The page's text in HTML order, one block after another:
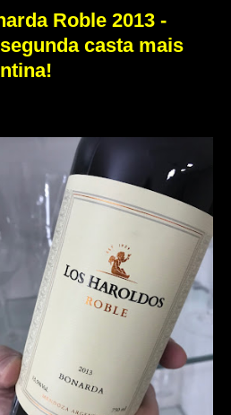
Roble 2013 -
casta mais